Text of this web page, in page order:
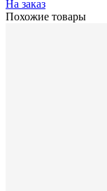
На заказ
Похожие товары